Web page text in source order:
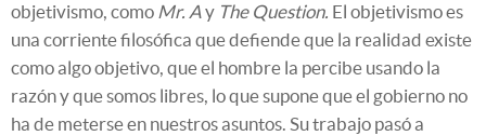
objetivismo, como Mr. Ay The Question. El objetivismo es
una corriente filosófica que defiende que la realidad existe
como algo objetivo, que el hombre la percibe usando la
razón y que somos libres, lo que supone que el gobierno no
ha de meterse en nuestros asuntos. Su trabajo pasó a